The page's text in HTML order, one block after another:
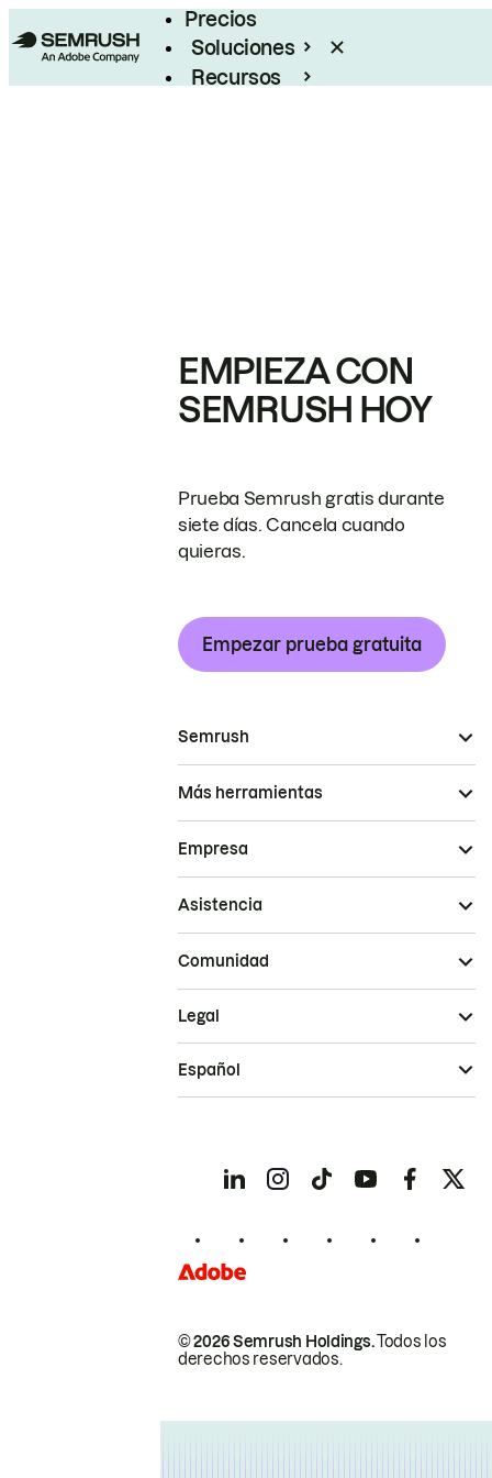
Precios
Soluciones
Recursos
EMPIEZA CON
SEMRUSH HOY
Prueba Semrush gratis durante
siete días. Cancela cuando
quieras.
Empezar prueba gratuita
Semrush
Más herramientas
Empresa
Asistencia
Comunidad
© 2026 Semrush Holdings.Todos los
derechos reservados.
Legal
Español